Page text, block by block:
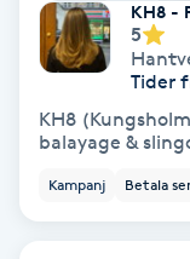
Yoga Nidra
Yogamassage
KH8 -
5
Tider
KH8
balayage &
Kampanj Betala